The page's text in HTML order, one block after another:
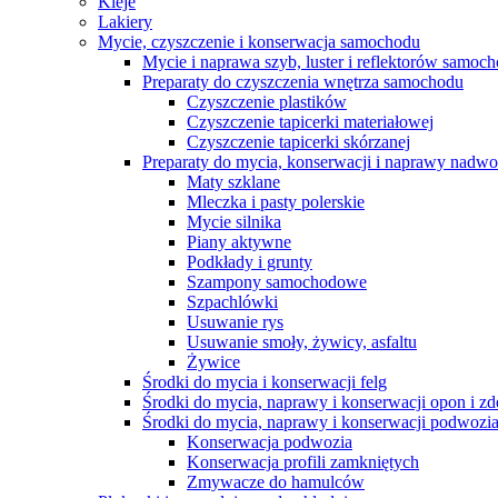
Lakiery
Mycie, czyszczenie i konserwacja samochodu
Mycie i naprawa szyb, luster i reflektorów
Preparaty do czyszczenia wnętrza samochodu
Czyszczenie plastików
Czyszczenie tapicerki materiałowej
Czyszczenie tapicerki skórzanej
Preparaty do mycia, konserwacji i naprawy
Maty szklane
Mleczka i pasty polerskie
Mycie silnika
Piany aktywne
Podkłady i grunty
Szampony samochodowe
Szpachlówki
Usuwanie rys
Usuwanie smoły, żywicy, asfaltu
Żywice
Środki do mycia i konserwacji felg
Środki do mycia, naprawy i konserwacji opon i
Środki do mycia, naprawy i konserwacji podwozia
Konserwacja podwozia
Konserwacja profili zamkniętych
Zmywacze do hamulców